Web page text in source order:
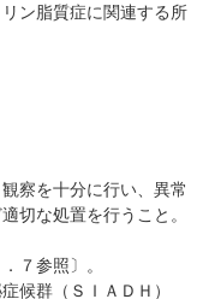
ン脂質症に関連する所
察を十分に行い、異常
切な処置を行うこと。
７参照〕。
候群（ＳＩＡＤＨ）